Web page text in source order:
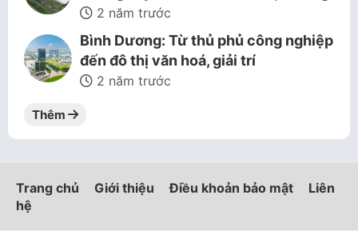
2 năm trước
Bình Dương: Từ thủ phủ công nghiệp
đến đô thị văn hoá, giải trí
2 năm trước
Thêm
Trang chủ Giới thiệu Điều khoản bảo mật
Liên
hệ